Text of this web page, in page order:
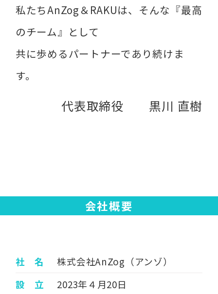
私たちAnZog＆RAKUは、そんな『最高
のチーム』として
共に歩めるパートナーであり続けま
す。
代表取締役 黒川 直樹
会社概要
社 名
株式会社AnZog（アンゾ）
設 立
2023年４月20日